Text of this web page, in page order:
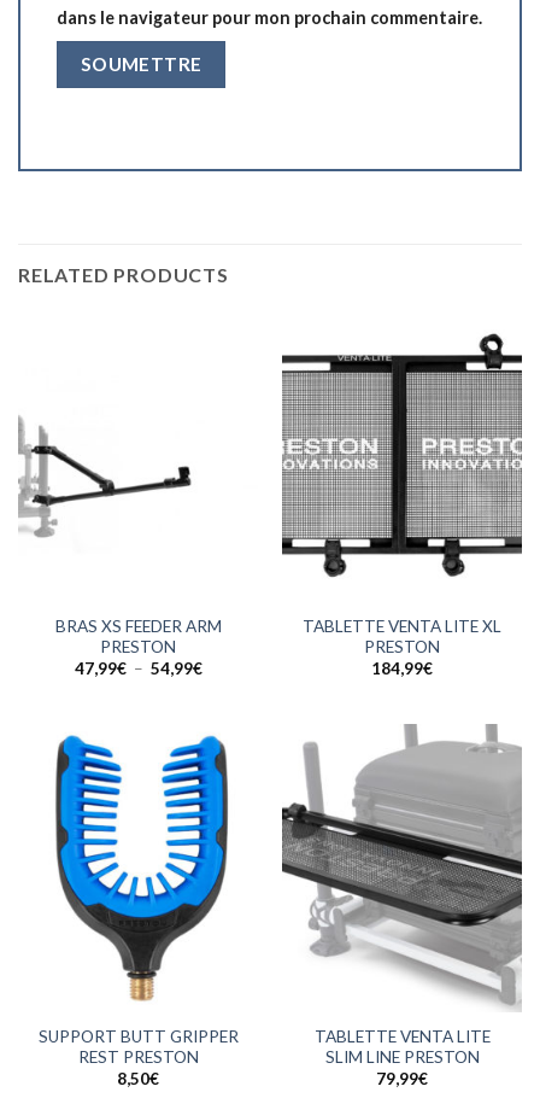
dans le navigateur pour mon prochain commentaire.
RELATED PRODUCTS
BRAS XS FEEDER ARM
PRESTON
47,99€ – 54,99€Plage
54,99€
TABLETTE VENTA LITE XL
PRESTON
184,99€
SUPPORT BUTT GRIPPER
REST PRESTON
8,50€
TABLETTE VENTA LITE
SLIM LINE PRESTON
79,99€